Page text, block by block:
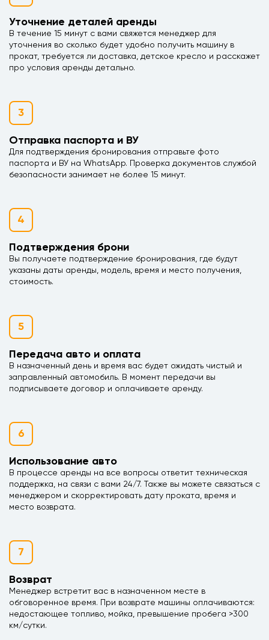
Уточнение деталей аренды
В течение 15 минут с вами свяжется менеджер для
уточнения во сколько будет удобно получить машину в
прокат, требуется ли доставка, детское кресло и расскажет
про условия аренды детально.
3
Отправка паспорта и ВУ
Для подтверждения бронирования отправьте фото
паспорта и ВУ на WhatsApp. Проверка документов службой
безопасности занимает не более 15 минут.
4
Подтверждения брони
Вы получаете подтверждение бронирования, где будут
указаны даты аренды, модель, время и место получения,
стоимость.
5
Передача авто и оплата
В назначенный день и время вас будет ожидать чистый и
заправленный автомобиль. В момент передачи вы
подписываете договор и оплачиваете аренду.
6
Использование авто
В процессе аренды на все вопросы ответит техническая
поддержка, на связи с вами 24/7. Также вы можете связаться с
менеджером и скорректировать дату проката, время и
место возврата.
7
Возврат
Менеджер встретит вас в назначенном месте в
обговоренное время. При возврате машины оплачиваются:
недостающее топливо, мойка, превышение пробега >300
км/сутки.